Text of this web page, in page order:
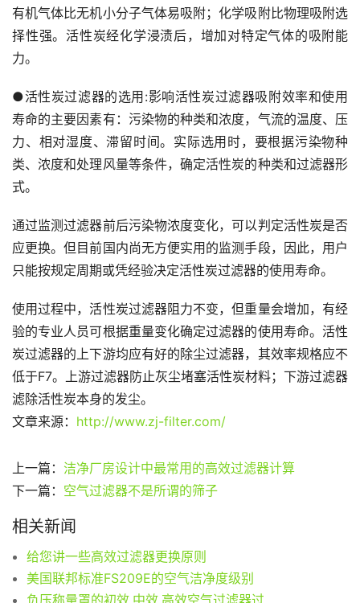
有机气体比无机小分子气体易吸附；化学吸附比物理吸附选
择性强。活性炭经化学浸渍后，增加对特定气体的吸附能
力。
●活性炭过滤器的选用:影响活性炭过滤器吸附效率和使用
寿命的主要因素有：污染物的种类和浓度，气流的温度、压
力、相对湿度、滞留时间。实际选用时，要根据污染物种
类、浓度和处理风量等条件，确定活性炭的种类和过滤器形
式。
通过监测过滤器前后污染物浓度变化，可以判定活性炭是否
应更换。但目前国内尚无方便实用的监测手段，因此，用户
只能按规定周期或凭经验决定活性炭过滤器的使用寿命。
使用过程中，活性炭过滤器阻力不变，但重量会增加，有经
验的专业人员可根据重量变化确定过滤器的使用寿命。活性
炭过滤器的上下游均应有好的除尘过滤器，其效率规格应不
低于F7。上游过滤器防止灰尘堵塞活性炭材料；下游过滤器
滤除活性炭本身的发尘。
文章来源： http://www.zj-filter.com/
上一篇： 洁净厂房设计中最常用的高效过滤器计算
下一篇： 空气过滤器不是所谓的筛子
相关新闻
给您讲一些高效过滤器更换原则
美国联邦标准FS209E的空气洁净度级别